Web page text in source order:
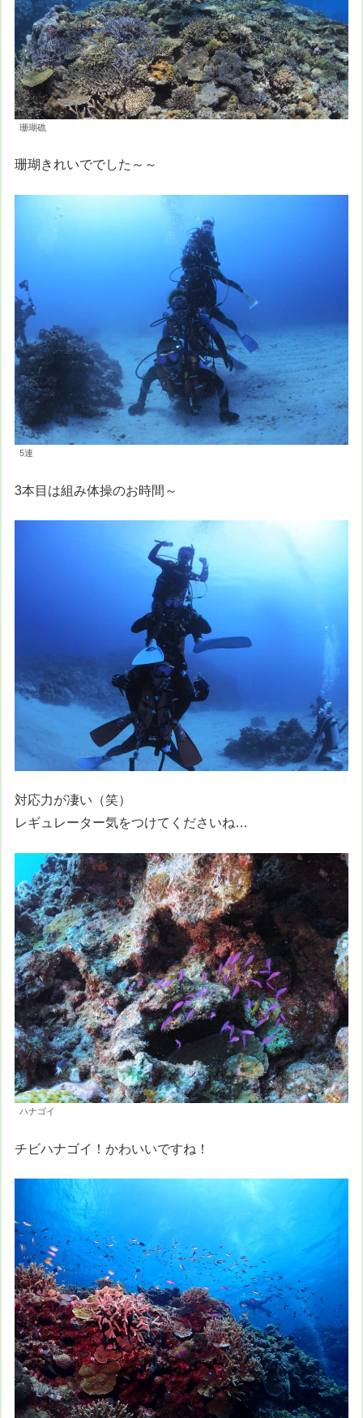
珊瑚礁
珊瑚きれいででした～～
5連
3本目は組み体操のお時間～
対応力が凄い（笑）
レギュレーター気をつけてくださいね…
ハナゴイ
チビハナゴイ！かわいいですね！